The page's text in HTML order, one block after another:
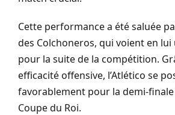
Cette performance a été saluée
des Colchoneros, qui voient en
pour la suite de la compétition.
efficacité offensive, l’Atlético se
favorablement pour la demi-finale
Coupe du Roi.